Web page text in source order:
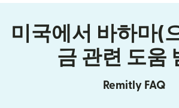
미국에서 바하마(
금 관련 도움
Remitly FAQ